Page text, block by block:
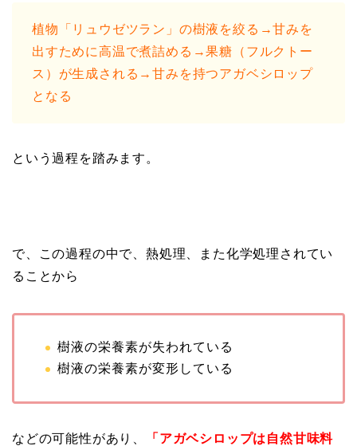
植物「リュウゼツラン」の樹液を絞る→甘みを
出すために高温で煮詰める→果糖（フルクトー
ス）が生成される→甘みを持つアガベシロップ
となる
という過程を踏みます。
で、この過程の中で、熱処理、また化学処理されてい
ることから
樹液の栄養素が失われている
樹液の栄養素が変形している
などの可能性があり、
「アガベシロップは自然甘味料